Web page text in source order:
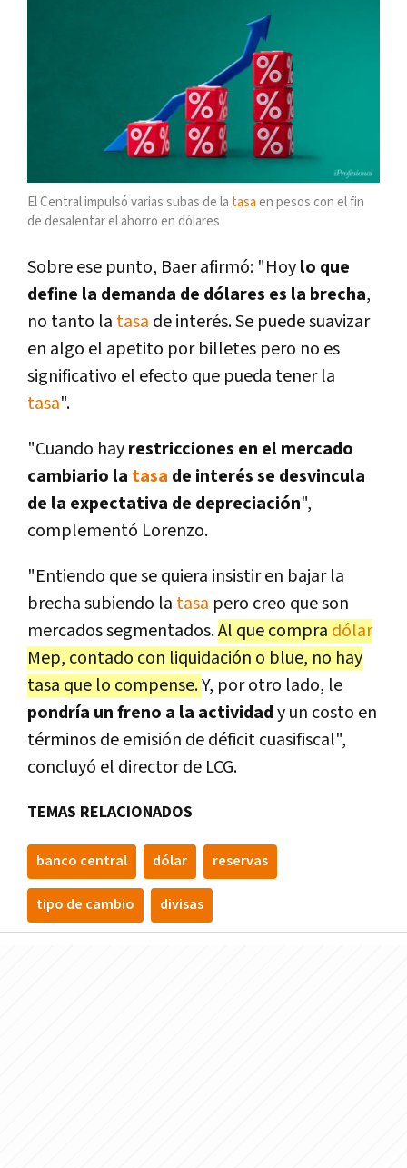
El Central impulsó varias subas de la tasa en pesos con el fin
de desalentar el ahorro en dólares
Sobre ese punto, Baer afirmó: "Hoylo que
define la demanda de dólares es la brecha,
no tanto la tasa de interés. Se puede suavizar
en algo el apetito por billetes pero no es
significativo el efecto que pueda tener la
tasa".
"Cuando hayrestricciones en el mercado
cambiario la tasa de interés se desvincula
de la expectativa de depreciación",
complementó Lorenzo.
"Entiendo que se quiera insistir en bajar la
brecha subiendo la tasa pero creo que son
mercados segmentados.Al que compra dólar
Mep, contado con liquidación o blue, no hay
tasa que lo compense.Y, por otro lado, le
pondría un freno a la actividady un costo en
términos de emisión de déficit cuasifiscal",
concluyó el director de LCG.
TEMAS RELACIONADOS
banco central dólar reservas
tipo de cambio divisas